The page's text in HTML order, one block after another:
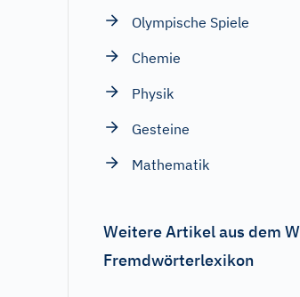
Olympische Spiele
Chemie
Physik
Gesteine
Mathematik
Weitere Artikel aus dem
Fremdwörterlexikon